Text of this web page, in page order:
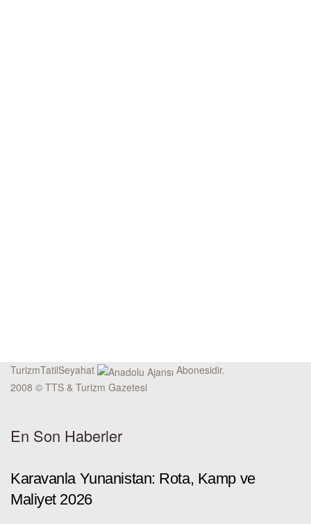
TurizmTatilSeyahat
Abonesidir.
2008 © TTS & Turizm Gazetesi
En Son Haberler
Karavanla Yunanistan: Rota, Kamp ve
Maliyet 2026